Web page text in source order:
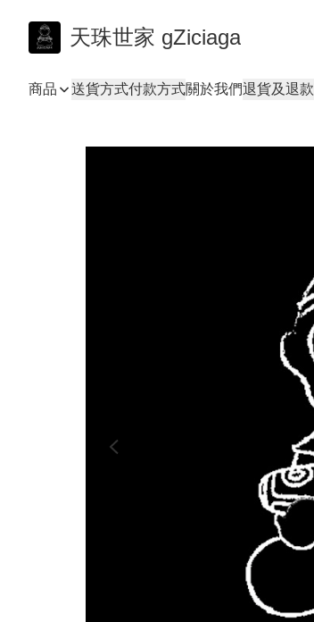
天珠世家 gZiciaga
商品 送貨方式付款方式關於我們退貨及退